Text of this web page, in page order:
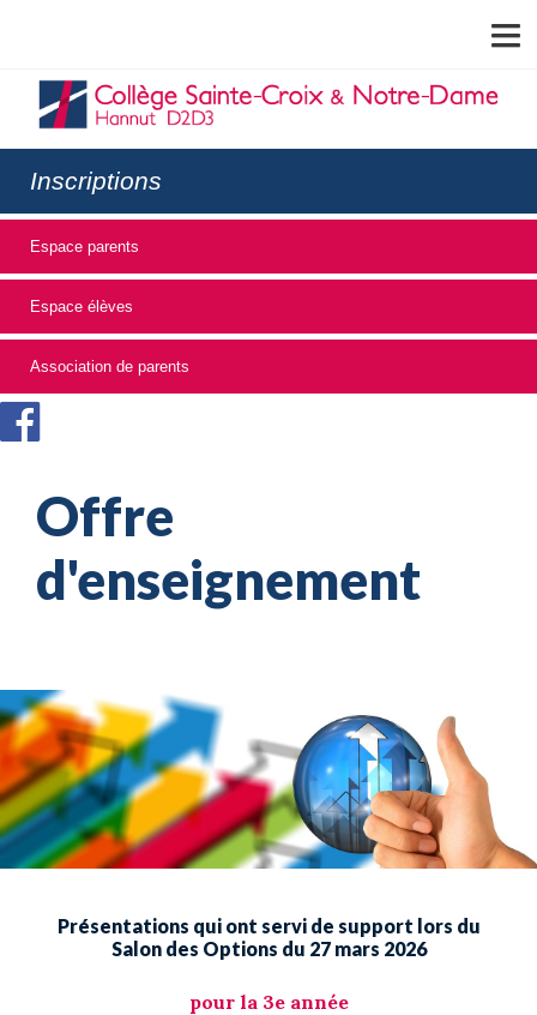
Inscriptions
Espace parents
Espace élèves
Association de parents
Offre
d'enseignement
Présentations qui ont servi de support lors du
Salon des Options du 27 mars 2026
pour la 3e année